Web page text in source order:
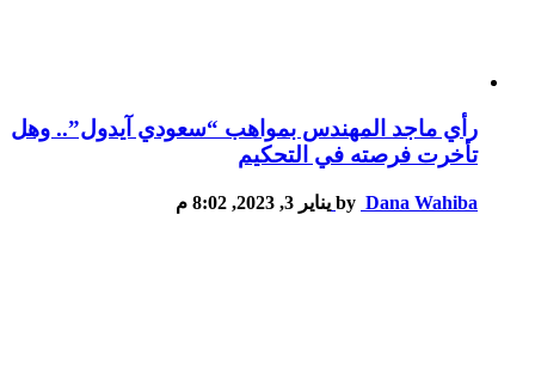
رأي ماجد المهندس بمواهب “سعودي آيدول”.. وهل
تأخرت فرصته في التحكيم
by Dana Wahiba يناير 3, 2023, 8:02 م